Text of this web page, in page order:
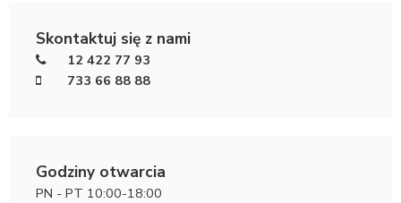
Skontaktuj się z nami
12 422 77 93
733 66 88 88
Godziny otwarcia
PN - PT 10:00-18:00